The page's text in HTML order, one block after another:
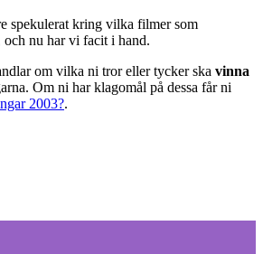
spekulerat kring vilka filmer som
och nu har vi facit i hand.
om vilka ni tror eller tycker ska vinna
Om ni har klagomål på dessa får ni
2003?.